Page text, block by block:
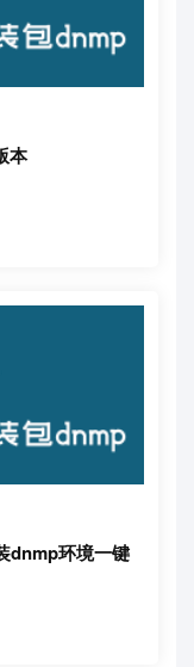
本
dnmp环境一键